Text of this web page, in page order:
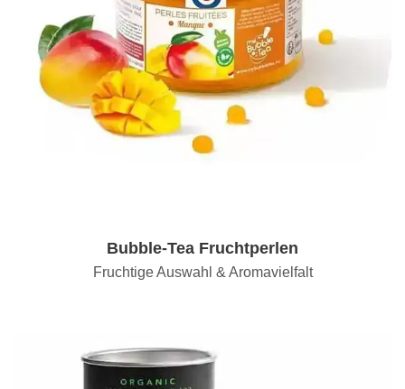
Bubble-Tea Fruchtperlen
Fruchtige Auswahl & Aromavielfalt